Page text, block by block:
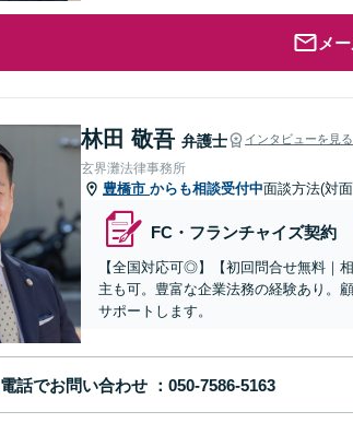
メ
林田 敬吾 弁護士 インタビューを見る
玄界灘法律事務所
豊橋市 からも相談受付中面談方法(対
FC・フランチャイズ契約
【全国対応可◎】【初回問合せ無料｜
主も可。豊富な企業法務の経験あり。
サポートします。
電話でお問い合わせ